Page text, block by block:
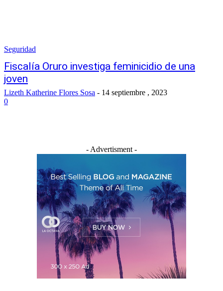
Seguridad
Fiscalía Oruro investiga feminicidio de una
joven
Lizeth Katherine Flores Sosa - 14 septiembre , 2023
0
- Advertisment -